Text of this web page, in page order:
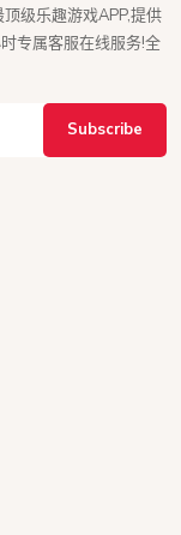
级乐趣游戏APP,提供
专属客服在线服务!全
Subscribe